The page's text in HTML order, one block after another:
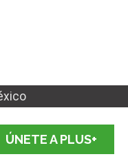
ÚNETE A PLUS+